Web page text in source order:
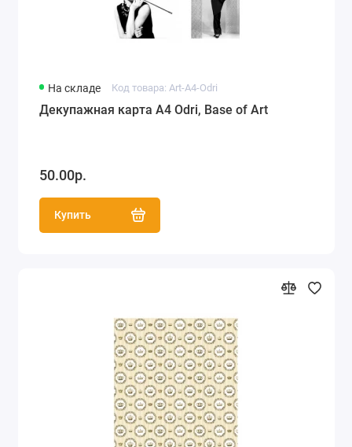
На складе Код товара: Art-A4-Odri
Декупажная карта А4 Odri, Base of Art
50.00р.
Купить